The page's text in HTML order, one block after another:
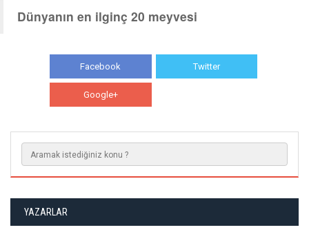
Dünyanın en ilginç 20 meyvesi
Facebook Twitter
Google+
YAZARLAR